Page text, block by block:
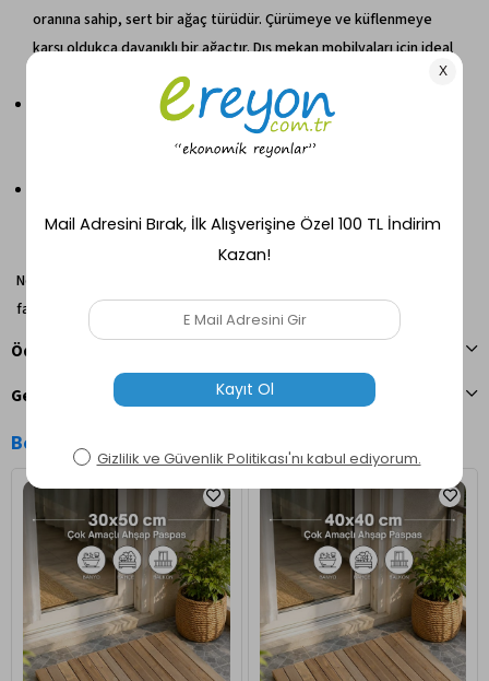
oranına sahip, sert bir ağaç türüdür. Çürümeye ve küflenmeye
karşı oldukça dayanıklı bir ağaçtır. Dış mekan mobilyaları için ideal
bir ağaç türü olan tek ağacı, tüm iklim şartlarına dayanıklıdır.
Suya dayanıklı yapısıyla bilinen Tik Ağacı dış ortam mobilyalarının
yanı sıra yat ve gemilerde de kullanılır ve deniz suyuna karşı da
nedenle de ahşabı temizlemek oldukça kolaydır. Bu ahşap türünü
ılık sabunlu bir su ile silmeniz yeterli olacaktır.
Not: Aydınlatma ve monitör ayarlarına bağlı olarak gerçek renkler
farklılık gösterebilir.
Ödeme Seçenekleri
Geri Bildirim Gönder
Benzer Ürünler